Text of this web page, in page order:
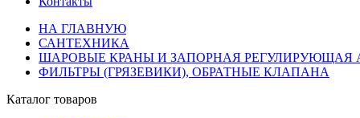
НА ГЛАВНУЮ
САНТЕХНИКА
ШАРОВЫЕ КРАНЫ И ЗАПОРНАЯ РЕГУЛИРУЮЩАЯ
ФИЛЬТРЫ (ГРЯЗЕВИКИ), ОБРАТНЫЕ КЛАПАНА
Каталог товаров